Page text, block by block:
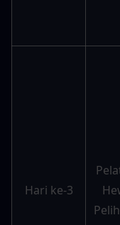
Hari ke-3